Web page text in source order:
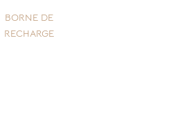
BORNE DE
RECHARGE